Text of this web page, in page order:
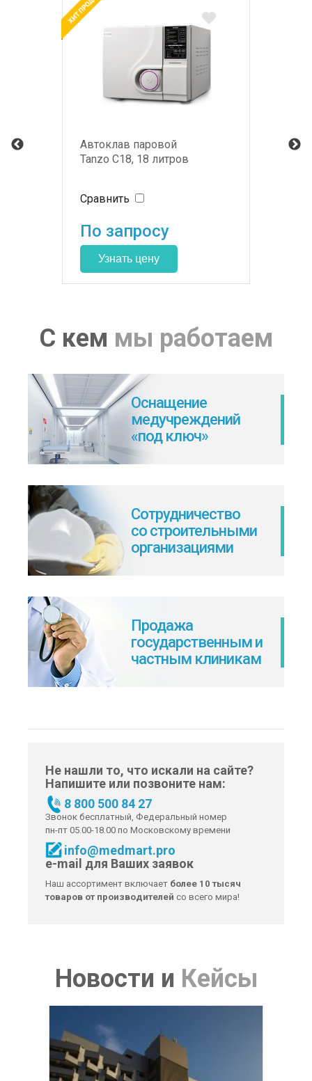
Автоклав паровой
Tanzo C18, 18 литров
Сравнить
По запросу
С кем мы работаем
Оснащение
медучреждений
«под ключ»
Сотрудничество
со строительными
организациями
Продажа
государственным и
частным клиникам
Не нашли то, что искали на сайте?
Напишите или позвоните нам:
8 800 500 84 27
Звонок бесплатный, Федеральный номер
пн-пт 05.00-18.00 по Московскому времени
info@medmart.pro
e-mail для Ваших заявок
Наш ассортимент включает более 10 тысяч
товаров от производителей со всего мира!
Новости и Кейсы